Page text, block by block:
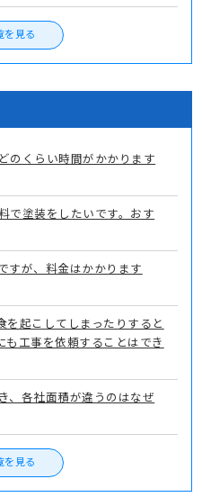
を見る
のくらい時間がかかります
で塗装をしたいです。おす
すが、料金はかかります
を起こしてしまったりすると
工事を依頼することはでき
、各社面積が違うのはなぜ
を見る